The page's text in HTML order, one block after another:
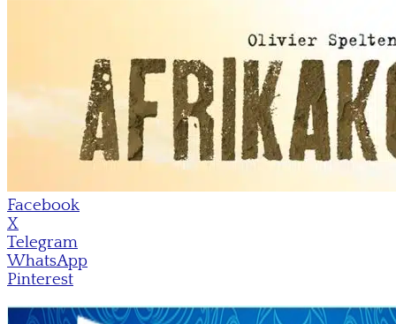
Facebook
X
Telegram
WhatsApp
Pinterest